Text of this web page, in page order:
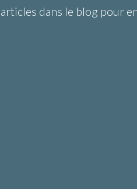
articles dans le blog pour